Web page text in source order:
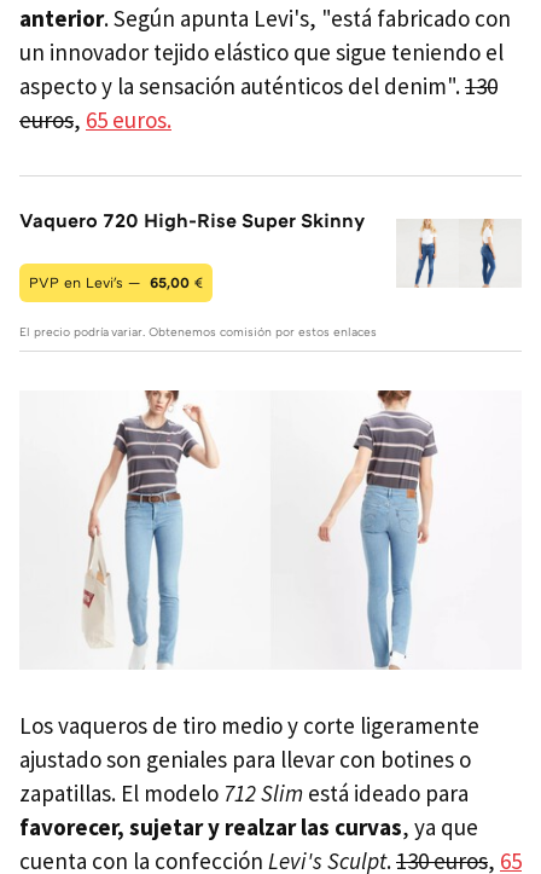
anterior. Según apunta Levi's, "está fabricado con
un innovador tejido elástico que sigue teniendo el
aspecto y la sensación auténticos del denim".130
euros, 65 euros.
Vaquero 720 High-Rise Super Skinny
PVP en Levi's — 65,00 €
El precio podría variar. Obtenemos comisión por estos enlaces
Los vaqueros de tiro medio y corte ligeramente
ajustado son geniales para llevar con botines o
zapatillas. El modelo 712 Slim está ideado para
favorecer, sujetar y realzar las curvas, ya que
cuenta con la confección Levi's Sculpt.130 euros, 65